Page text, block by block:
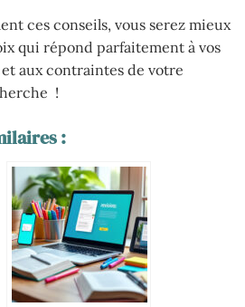
ces conseils, vous serez mieux
qui répond parfaitement à vos
aux contraintes de votre
!
: